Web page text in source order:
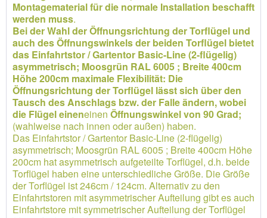
Montagematerial für die normale Installation beschafft
werden muss.
Bei der Wahl der Öffnungsrichtung der Torflügel und
auch des Öffnungswinkels der beiden Torflügel bietet
das Einfahrtstor / Gartentor Basic-Line (2-flügelig)
asymmetrisch; Moosgrün RAL 6005 ; Breite 400cm
Höhe 200cm maximale Flexibilität: Die
Öffnungsrichtung der Torflügel lässt sich über den
Tausch des Anschlags bzw. der Falle ändern, wobei
die Flügel eineneinen Öffnungswinkel von 90 Grad;
(wahlweise nach innen oder außen) haben.
Das Einfahrtstor / Gartentor Basic-Line (2-flügelig)
asymmetrisch; Moosgrün RAL 6005 ; Breite 400cm Höhe
200cm hat asymmetrisch aufgeteilte Torflügel, d.h. beide
Torflügel haben eine unterschiedliche Größe. Die Größe
der Torflügel ist 246cm / 124cm. Alternativ zu den
Einfahrtstoren mit asymmetrischer Aufteilung gibt es auch
Einfahrtstore mit symmetrischer Aufteilung der Torflügel